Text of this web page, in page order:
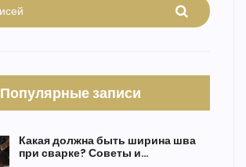
Популярные записи
Какая должна быть ширина шва
при сварке? Советы и